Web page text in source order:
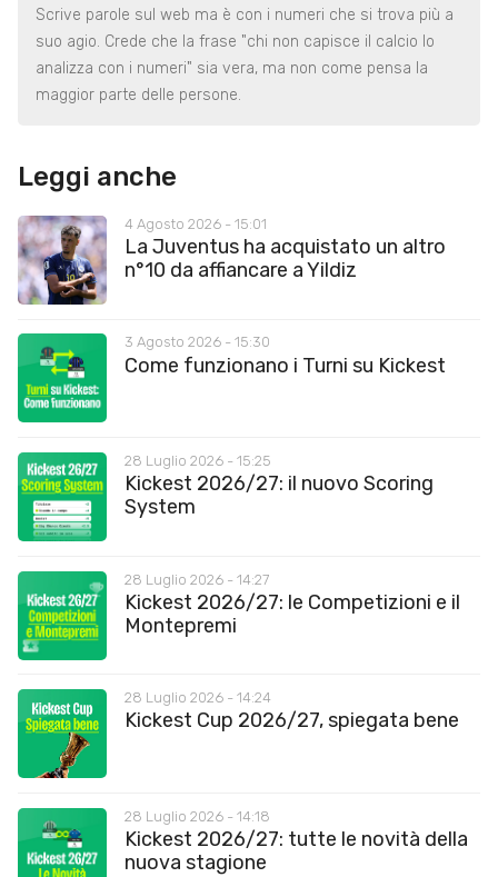
Scrive parole sul web ma è con i numeri che si trova più a
suo agio. Crede che la frase "chi non capisce il calcio lo
analizza con i numeri" sia vera, ma non come pensa la
maggior parte delle persone.
Leggi anche
4 Agosto 2026 - 15:01
La Juventus ha acquistato un altro
n°10 da affiancare a Yildiz
3 Agosto 2026 - 15:30
Come funzionano i Turni su Kickest
28 Luglio 2026 - 15:25
Kickest 2026/27: il nuovo Scoring
System
28 Luglio 2026 - 14:27
Kickest 2026/27: le Competizioni e il
Montepremi
28 Luglio 2026 - 14:24
Kickest Cup 2026/27, spiegata bene
28 Luglio 2026 - 14:18
Kickest 2026/27: tutte le novità della
nuova stagione